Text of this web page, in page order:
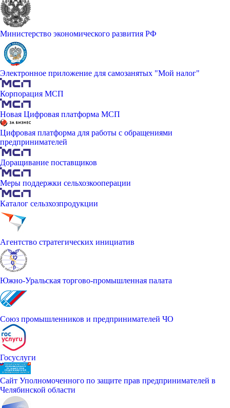
Министерство экономического развития РФ
Электронное приложение для самозанятых "Мой налог"
Корпорация МСП
Новая Цифровая платформа МСП
Цифровая платформа для работы с обращениями
предпринимателей
Доращивание поставщиков
Меры поддержки сельхозкооперации
Каталог сельзхозпродукции
Агентство стратегических инициатив
Южно-Уральская торгово-промышленная палата
Союз промышленников и предпринимателей ЧО
Госуслуги
Сайт Уполномоченного по защите прав предпринимателей в
Челябинской области